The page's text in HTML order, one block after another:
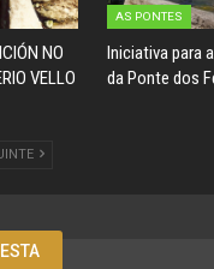
NO
VELLO
AS PONTES
Iniciativa para
da Ponte dos